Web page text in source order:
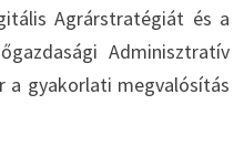
Agrárstratégiát és a
Adminisztratív
a gyakorlati megvalósítás